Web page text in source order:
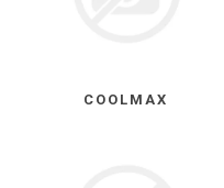
COOLMAX